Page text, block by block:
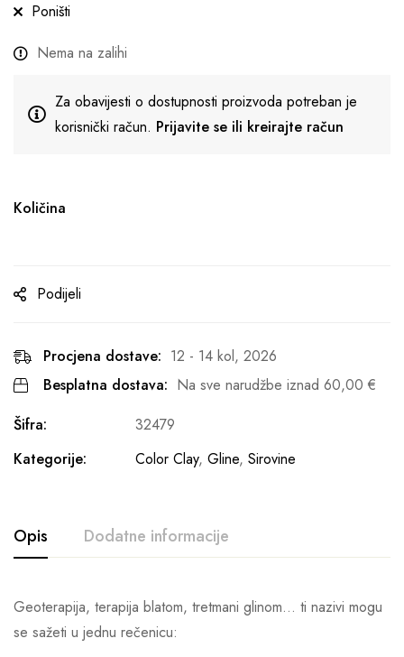
Poništi
Nema na zalihi
Za obavijesti o dostupnosti proizvoda potreban je
korisnički račun. Prijavite se ili kreirajte račun
Količina
Podijeli
Procjena dostave: 12 - 14 kol, 2026
Besplatna dostava: Na sve narudžbe iznad 60,00 €
Šifra:
32479
Kategorije:
Color Clay, Gline, Sirovine
Opis Dodatne informacije
Geoterapija, terapija blatom, tretmani glinom… ti nazivi mogu
se sažeti u jednu rečenicu: